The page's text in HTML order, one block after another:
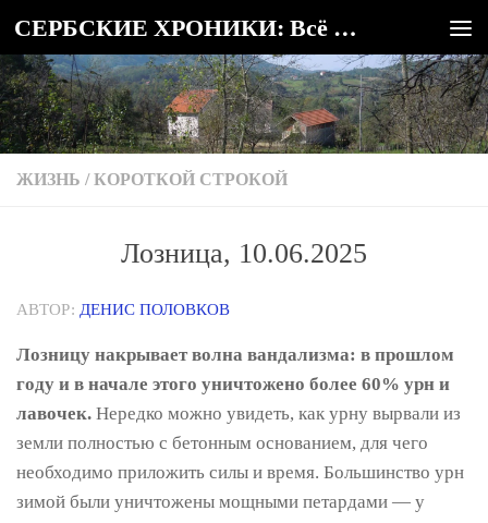
Под записью СЕРБСКИЕ ХРОНИКИ: Всё о Сербии
ЖИЗНЬ / КОРОТКОЙ СТРОКОЙ
Лозница, 10.06.2025
АВТОР: ДЕНИС ПОЛОВКОВ
Лозницу накрывает волна вандализма: в прошлом
году и в начале этого уничтожено более 60% урн и
лавочек. Нередко можно увидеть, как урну вырвали из
земли полностью с бетонным основанием, для чего
необходимо приложить силы и время. Большинство урн
зимой были уничтожены мощными петардами — у